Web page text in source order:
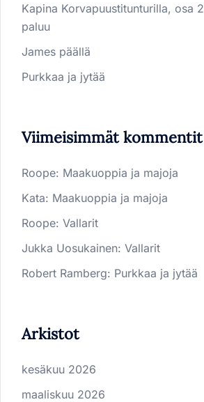
Kapina Korvapuustitunturilla, osa
paluu
James päällä
Purkkaa ja jytää
Viimeisimmät kommentit
Roope: Maakuoppia ja majoja
Kata: Maakuoppia ja majoja
Roope: Vallarit
Jukka Uosukainen: Vallarit
Robert Ramberg: Purkkaa ja jytää
Arkistot
kesäkuu 2026
maaliskuu 2026